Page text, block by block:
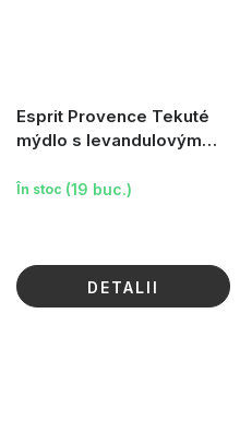
Esprit Provence Tekuté
mýdlo s levandulovým
În stoc (19 buc.)
DETALII